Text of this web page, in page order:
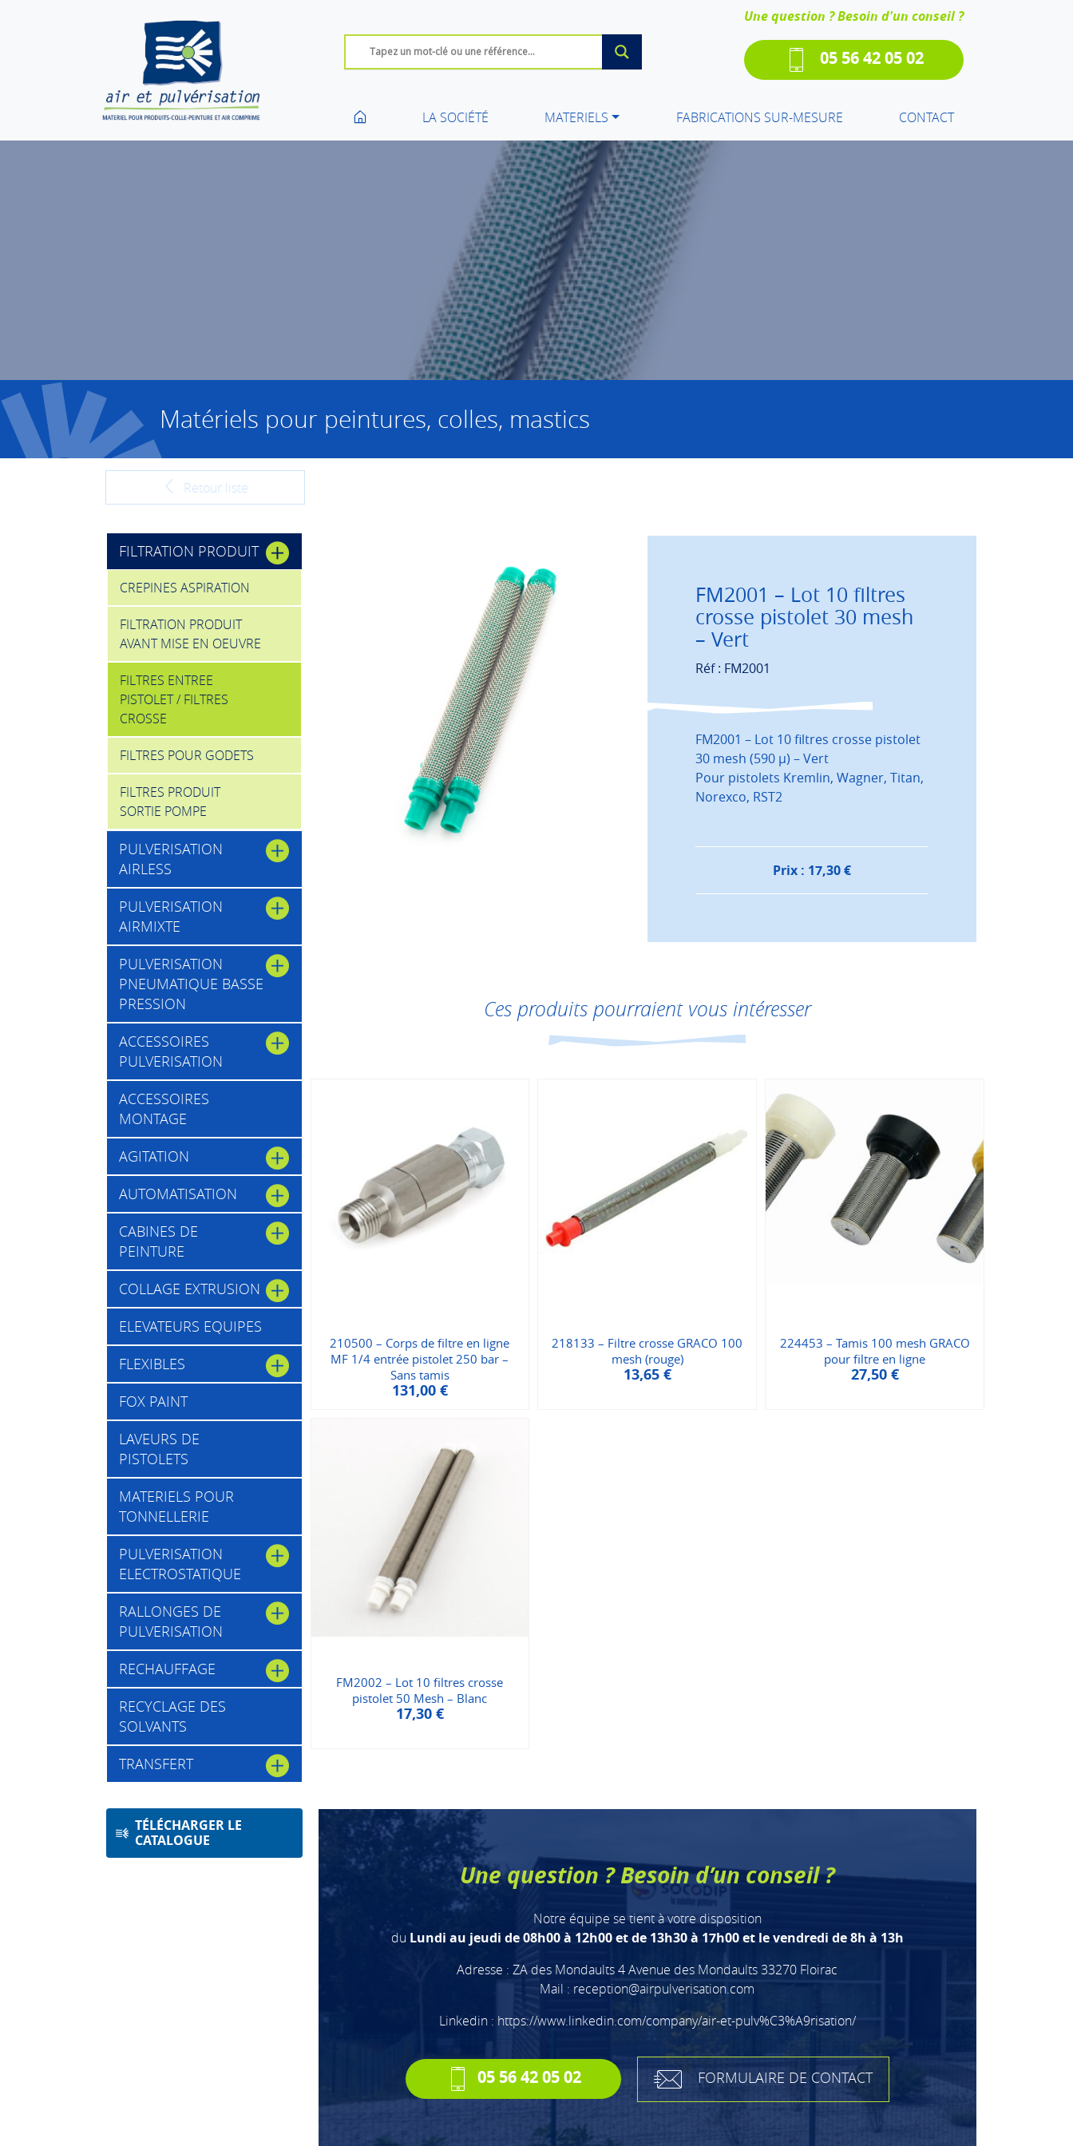
Une question ? Besoin d'un conseil ?
05 56 42 05 02
LA SOCIÉTÉ MATERIELS FABRICATIONS SUR-MESURE CONTACT
Matériels pour peintures, colles, mastics
Retour liste
FILTRATION PRODUIT
CREPINES ASPIRATION
FILTRATION PRODUIT
AVANT MISE EN OEUVRE
FILTRES ENTREE
PISTOLET / FILTRES
CROSSE
FILTRES POUR GODETS
FILTRES PRODUIT
SORTIE POMPE
PULVERISATION
AIRLESS
PULVERISATION
AIRMIXTE
PULVERISATION
PNEUMATIQUE BASSE
PRESSION
ACCESSOIRES
PULVERISATION
ACCESSOIRES
MONTAGE
AGITATION
AUTOMATISATION
CABINES DE
PEINTURE
COLLAGE EXTRUSION
ELEVATEURS EQUIPES
FLEXIBLES
FOX PAINT
LAVEURS DE
PISTOLETS
MATERIELS POUR
TONNELLERIE
PULVERISATION
ELECTROSTATIQUE
RALLONGES DE
PULVERISATION
RECHAUFFAGE
RECYCLAGE DES
SOLVANTS
TRANSFERT
TÉLÉCHARGER LE
CATALOGUE
FM2001 – Lot 10 filtres
crosse pistolet 30 mesh
– Vert
Réf : FM2001
FM2001 – Lot 10 filtres crosse pistolet
30 mesh (590 µ) – Vert
Pour pistolets Kremlin, Wagner, Titan,
Norexco, RST2
Prix : 17,30€
Ces produits pourraient vous intéresser
210500 – Corps de filtre en ligne
MF 1/4 entrée pistolet 250 bar –
Sans tamis
131,00 €
218133 – Filtre crosse GRACO 100
mesh (rouge)
13,65 €
224453 – Tamis 100 mesh GRACO
pour filtre en ligne
27,50 €
FM2002 – Lot 10 filtres crosse
pistolet 50 Mesh – Blanc
17,30 €
Une question ? Besoin d’un conseil ?
Notre équipe se tient à votre disposition
du Lundi au jeudi de 08h00 à 12h00 et de 13h30 à 17h00 et le vendredi de 8h à 13h
Adresse : ZA des Mondaults 4 Avenue des Mondaults 33270 Floirac
Mail : reception@airpulverisation.com
Linkedin : https://www.linkedin.com/company/air-et-pulv%C3%A9risation/
05 56 42 05 02 FORMULAIRE DE CONTACT